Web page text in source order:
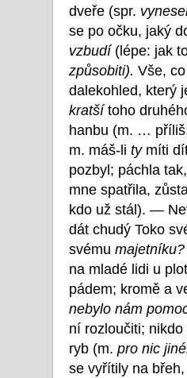
dveře (spr.
se po očku, jaký
vzbudí (lépe: jak
způsobiti). Vše,
dalekohled, který
kratší toho
hanbu (m. …
m. máš-li ty míti
pozbyl; páchla
mne spatřila,
kdo už stál). —
dát chudý Toko
svému
na mladé lidi u
pádem; kromě a
nebylo nám
ní rozloučiti;
ryb (m. pro nic
se vyřítily na